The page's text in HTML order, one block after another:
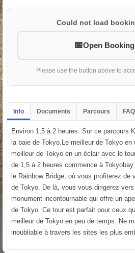
Could not load
Open
Please use the button above to
Info Documents Parcours FAQ
Environ 1,5 à 2 heures. Sur ce parcours
la baie de Tokyo.Le meilleur de Tokyo
meilleur de Tokyo en un éclair avec le
de 1,5 à 2 heures commence à
le Rainbow Bridge, où vous profiterez de
de Tokyo. De là, vous vous dirigerez
monument incontournable qui offre un
de Tokyo. Ce tour est parfait pour ceux
meilleur de Tokyo en peu de temps. Ne
inoubliable à travers les sites les plus